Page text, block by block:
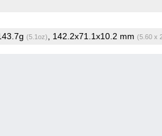
(5.1oz) , 142.2x71.1x10.2 mm (5.60 x